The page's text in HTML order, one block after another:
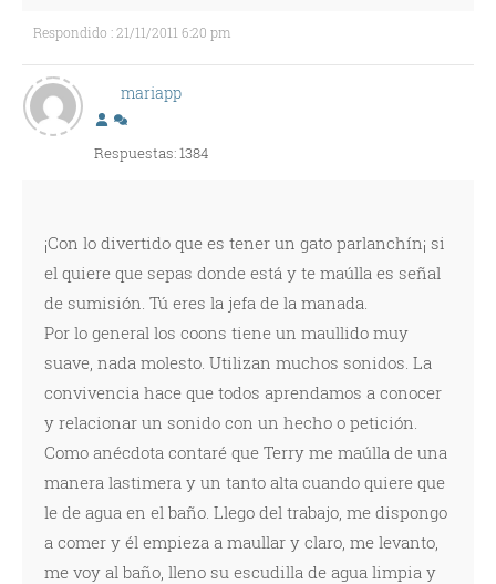
Respondido : 21/11/2011 6:20 pm
mariapp
Respuestas: 1384
¡Con lo divertido que es tener un gato parlanchín¡ si
el quiere que sepas donde está y te maúlla es señal
de sumisión. Tú eres la jefa de la manada.
Por lo general los coons tiene un maullido muy
suave, nada molesto. Utilizan muchos sonidos. La
convivencia hace que todos aprendamos a conocer
y relacionar un sonido con un hecho o petición.
Como anécdota contaré que Terry me maúlla de una
manera lastimera y un tanto alta cuando quiere que
le de agua en el baño. Llego del trabajo, me dispongo
a comer y él empieza a maullar y claro, me levanto,
me voy al baño, lleno su escudilla de agua limpia y